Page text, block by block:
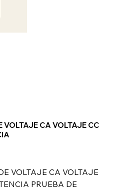
VOLTAJE CA VOLTAJE CC
VOLTAJE CA VOLTAJE
PRUEBA DE